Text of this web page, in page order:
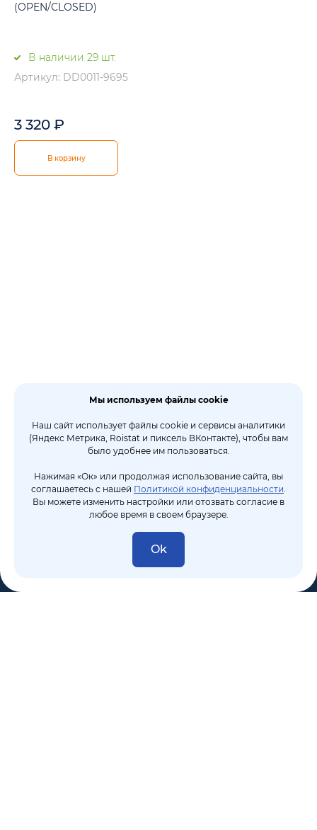
(OPEN/CLOSED)
В наличии 29 шт.
Артикул: DD0011-9695
3 320 ₽
В корзину
Мы используем файлы cookie
Наш сайт использует файлы cookie и сервисы аналитики
(Яндекс Метрика, Roistat и пиксель ВКонтакте), чтобы вам
было удобнее им пользоваться.
Нажимая «Ок» или продолжая использование сайта, вы
соглашаетесь с нашей Политикой конфиденциальности.
Вы можете изменить настройки или отозвать согласие в
любое время в своем браузере.
Ok